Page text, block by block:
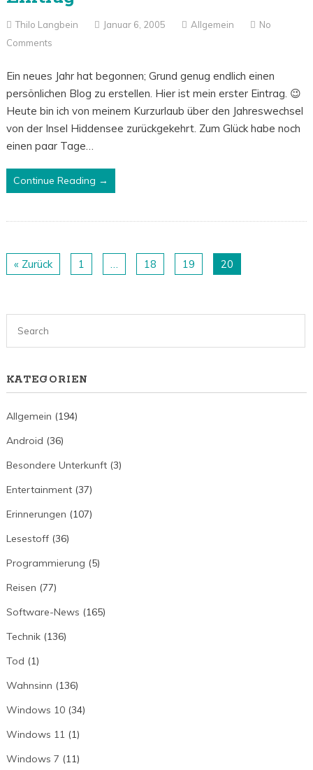
Thilo Langbein Januar 6, 2005 Allgemein
No
Comments
Ein neues Jahr hat begonnen; Grund genug endlich einen
persönlichen Blog zu erstellen. Hier ist mein erster Eintrag. 😉
Heute bin ich von meinem Kurzurlaub über den Jahreswechsel
von der Insel Hiddensee zurückgekehrt. Zum Glück habe noch
einen paar Tage…
Continue Reading →
« Zurück 1 … 18 19 20
KATEGORIEN
Allgemein (194)
Android (36)
Besondere Unterkunft(3)
Entertainment(37)
Erinnerungen (107)
Lesestoff(36)
Programmierung (5)
Reisen (77)
Software-News (165)
Technik(136)
Tod (1)
Wahnsinn (136)
Windows 10(34)
Windows 11(1)
Windows 7 (11)